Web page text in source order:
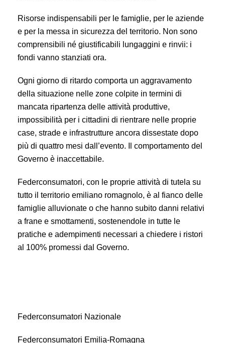
Risorse indispensabili per le famiglie, per le aziende
e per la messa in sicurezza del territorio. Non sono
comprensibili né giustificabili lungaggini e rinvii: i
fondi vanno stanziati ora.
Ogni giorno di ritardo comporta un aggravamento
della situazione nelle zone colpite in termini di
mancata ripartenza delle attività produttive,
impossibilità per i cittadini di rientrare nelle proprie
case, strade e infrastrutture ancora dissestate dopo
più di quattro mesi dall’evento. Il comportamento del
Governo è inaccettabile.
Federconsumatori, con le proprie attività di tutela su
tutto il territorio emiliano romagnolo, è al fianco delle
famiglie alluvionate o che hanno subito danni relativi
a frane e smottamenti, sostenendole in tutte le
pratiche e adempimenti necessari a chiedere i ristori
al 100% promessi dal Governo.
Federconsumatori Nazionale
Federconsumatori Emilia-Romagna